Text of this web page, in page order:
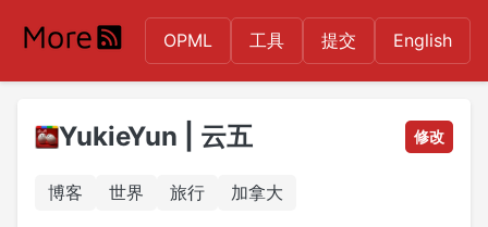
OPML 工具 提交 English
YukieYun | 云五 修改
博客 世界 旅行 加拿大